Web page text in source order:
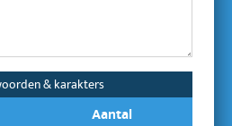
& karakters
Aantal